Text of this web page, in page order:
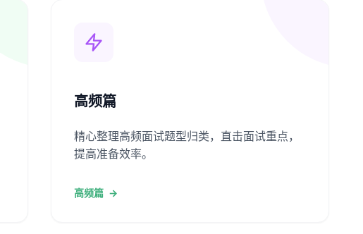
高频篇
精心整理高频面试题型归类，直击面试重点，
提高准备效率。
高频篇 →